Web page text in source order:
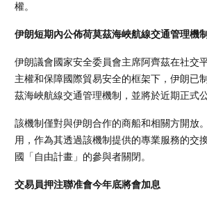
權。
伊朗短期內公佈荷莫茲海峽航線交通管理機制
伊朗議會國家安全委員會主席阿齊茲在社交
主權和保障國際貿易安全的框架下，伊朗已
茲海峽航線交通管理機制，並將於近期正式公
該機制僅對與伊朗合作的商船和相關方開放
用，作為其透過該機制提供的專業服務的交
國「自由計畫」的參與者關閉。
交易員押注聯准會今年底將會加息